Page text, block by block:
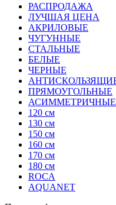
РАСПРОДАЖА
ЛУЧШАЯ ЦЕНА
АКРИЛОВЫЕ
ЧУГУННЫЕ
СТАЛЬНЫЕ
БЕЛЫЕ
ЧЕРНЫЕ
ПРЯМОУГОЛЬНЫЕ
120 см
130 см
150 см
160 см
170 см
180 см
ROCA
AQUANET